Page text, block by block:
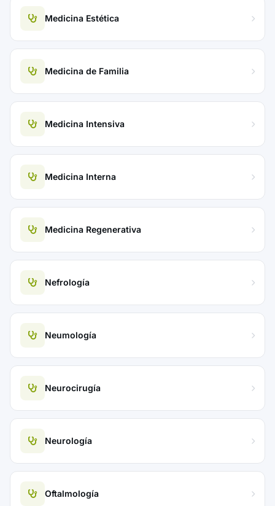
Medicina Estética
Medicina de Familia
Medicina Intensiva
Medicina Interna
Medicina Regenerativa
Nefrología
Neumología
Neurocirugía
Neurología
Oftalmología